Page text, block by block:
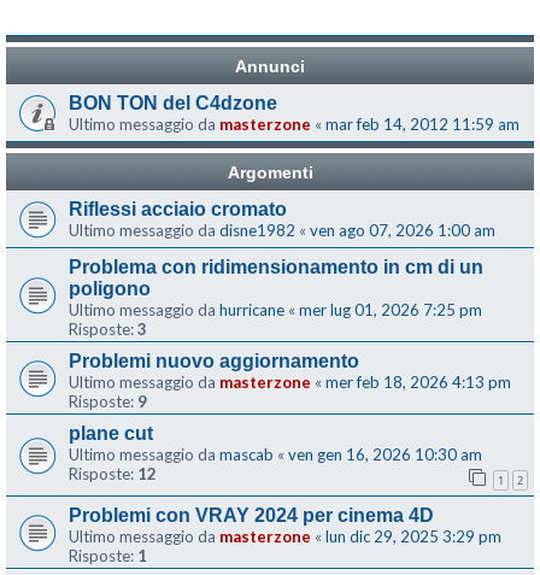
Annunci
BON TON del C4dzone
Ultimo messaggio da masterzone « mar feb 14, 2012 11:59 am
Argomenti
Riflessi acciaio cromato
Ultimo messaggio da disne1982 « ven ago 07, 2026 1:00 am
Problema con ridimensionamento in cm di un
poligono
Ultimo messaggio da hurricane « mer lug 01, 2026 7:25 pm
Risposte:3
Problemi nuovo aggiornamento
Ultimo messaggio da masterzone « mer feb 18, 2026 4:13 pm
Risposte: 9
plane cut
Ultimo messaggio da mascab « ven gen 16, 2026 10:30 am
Risposte: 12 1 2
Problemi con VRAY 2024 per cinema 4D
Ultimo messaggio da masterzone « lun dic 29, 2025 3:29 pm
Risposte: 1